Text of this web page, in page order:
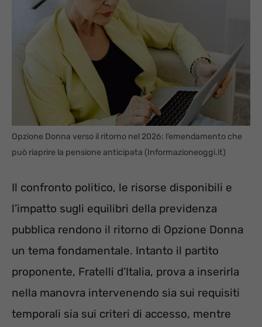
Opzione Donna verso il ritorno nel 2026: l’emendamento che
può riaprire la pensione anticipata (Informazioneoggi.it)
Il confronto politico, le risorse disponibili e
l’impatto sugli equilibri della previdenza
pubblica rendono il ritorno di Opzione Donna
un tema fondamentale. Intanto il partito
proponente, Fratelli d’Italia, prova a inserirla
nella manovra intervenendo sia sui requisiti
temporali sia sui criteri di accesso, mentre